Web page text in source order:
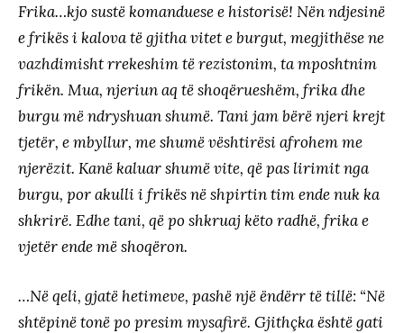
Frika…kjo sustë komanduese e historisë! Nën ndjesinë
e frikës i kalova të gjitha vitet e burgut, megjithëse ne
vazhdimisht rrekeshim të rezistonim, ta mposhtnim
frikën. Mua, njeriun aq të shoqërueshëm, frika dhe
burgu më ndryshuan shumë. Tani jam bërë njeri krejt
tjetër, e mbyllur, me shumë vështirësi afrohem me
njerëzit. Kanë kaluar shumë vite, që pas lirimit nga
burgu, por akulli i frikës në shpirtin tim ende nuk ka
shkrirë. Edhe tani, që po shkruaj këto radhë, frika e
vjetër ende më shoqëron.
…Në qeli, gjatë hetimeve, pashë një ëndërr të tillë: “Në
shtëpinë tonë po presim mysafirë. Gjithçka është gati